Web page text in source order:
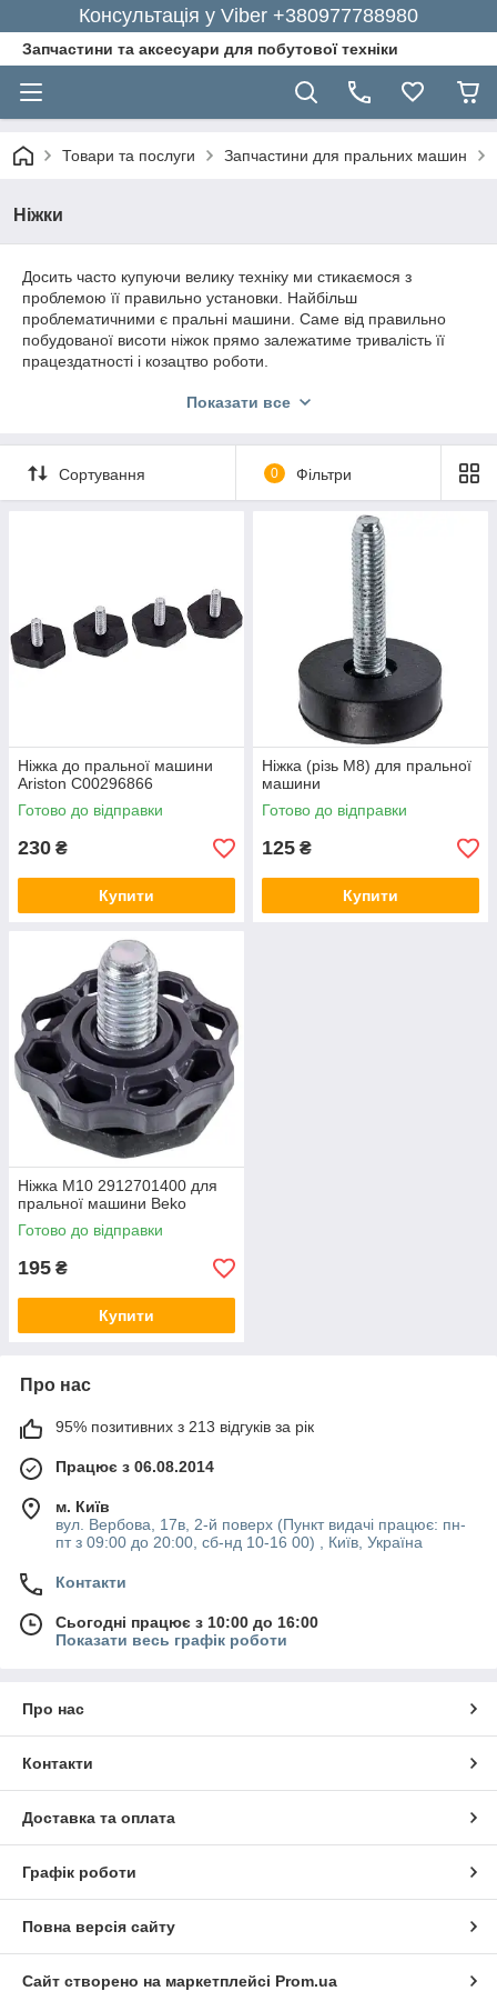
Консультація у Viber +380977788980
Запчастини та аксесуари для побутової техніки
Товари та послуги Запчастини для пральних машин
Ніжки
Досить часто купуючи велику техніку ми стикаємося з
проблемою її правильно установки. Найбільш
проблематичними є пральні машини. Саме від правильно
побудованої висоти ніжок прямо залежатиме тривалість її
працездатності і козацтво роботи.
Де продаються ніжки для пральної
имеющие максимально высокое качество можно на нашем
портале, основными преимуществами которого
являются: возможность осуществить приобретение в
комплексе (в наборе идет четыре позиции) или
поштучно; антивибрационные ножки для стиральной машины
Indesit,
Samsung,
Наличие демократичных цен и выгодных условий;
Показати все
Сортування 0 Фільтри
Ніжка до пральної машини
Ariston C00296866
Готово до відправки
230 ₴
Купити
Ніжка (різь M8) для пральної
машини
Готово до відправки
125 ₴
Купити
Ніжка M10 2912701400 для
пральної машини Beko
Готово до відправки
195 ₴
Купити
Про нас
95% позитивних з 213 відгуків за рік
Працює з 06.08.2014
м. Київ
вул. Вербова, 17в, 2-й поверх (Пункт видачі працює: пн-
пт з 09:00 до 20:00, сб-нд 10-16 00) , Київ, Україна
Контакти
Сьогодні працює з 10:00 до 16:00
Показати весь графік роботи
Про нас
Контакти
Доставка та оплата
Графік роботи
Повна версія сайту
Сайт створено на маркетплейсі Prom.ua